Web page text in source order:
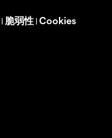
| 脆弱性 | Cookies